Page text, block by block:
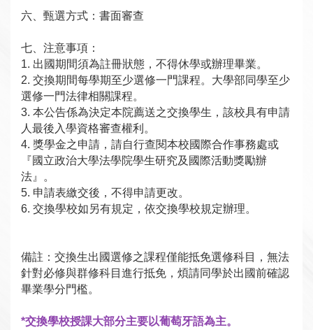
六、甄選方式：書面審查
七、注意事項：
1. 出國期間須為註冊狀態，不得休學或辦理畢業。
2. 交換期間每學期至少選修一門課程。大學部同學至少
選修一門法律相關課程。
3. 本公告係為決定本院薦送之交換學生，該校具有申請
人最後入學資格審查權利。
4. 獎學金之申請，請自行查閱本校國際合作事務處或
『國立政治大學法學院學生研究及國際活動獎勵辦
法』。
5. 申請表繳交後，不得申請更改。
6. 交換學校如另有規定，依交換學校規定辦理。
備註：交換生出國選修之課程僅能抵免選修科目，無法
針對必修與群修科目進行抵免，煩請同學於出國前確認
畢業學分門檻。
*交換學校授課大部分主要以葡萄牙語為主。